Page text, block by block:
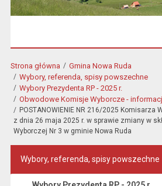
Strona główna
Gmina Nowa Ruda
Wybory, referenda, spisy powszechne
Wybory Prezydenta RP - 2025 r.
Obwodowe Komisje Wyborcze -
POSTANOWIENIE NR 216/2025 Komisarza
z dnia 26 maja 2025 r. w sprawie zmiany w
Wyborczej Nr 3 w gminie Nowa Ruda
Wybory, referenda, spisy powszechne